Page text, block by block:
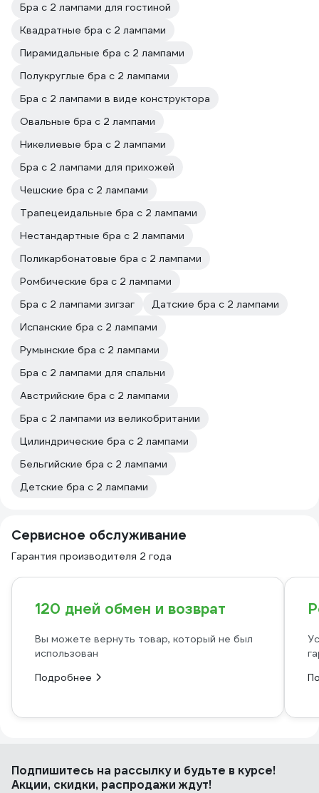
Бра с 2 лампами для гостиной
Квадратные бра с 2 лампами
Пирамидальные бра с 2 лампами
Полукруглые бра с 2 лампами
Бра с 2 лампами в виде конструктора
Овальные бра с 2 лампами
Никелиевые бра с 2 лампами
Бра с 2 лампами для прихожей
Чешские бра с 2 лампами
Трапецеидальные бра с 2 лампами
Нестандартные бра с 2 лампами
Поликарбонатовые бра с 2 лампами
Ромбические бра с 2 лампами
Бра с 2 лампами зигзаг
Датские бра с 2 лампами
Испанские бра с 2 лампами
Румынские бра с 2 лампами
Бра с 2 лампами для спальни
Австрийские бра с 2 лампами
Бра с 2 лампами из великобритании
Цилиндрические бра с 2 лампами
Бельгийские бра с 2 лампами
Детские бра с 2 лампами
Сервисное обслуживание
Гарантия производителя 2 года
120 дней обмен и возврат
Вы можете вернуть товар, который не был
использован
Подробнее
Подпишитесь на рассылкуи будьте в курсе!
Акции, скидки, распродажи ждут!